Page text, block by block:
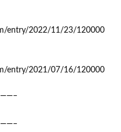
entry/2022/11/23/120000
entry/2021/07/16/120000